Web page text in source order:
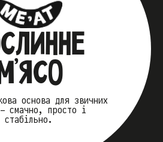
основа для звичних
смачно, просто і
стабільно.